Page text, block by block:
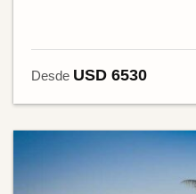
Desde USD 6530